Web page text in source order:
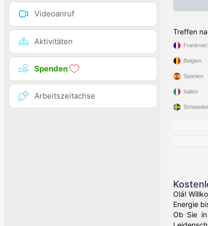
Videoanruf
Aktivitäten
Spenden
Arbeitszeitachse
Treffen
Belgien
Spanien
Italien
Olá!
Energie
Ob Sie